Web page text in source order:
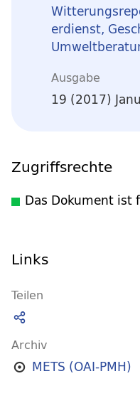
erdienst,
Ausgabe
19 (2017)
Zugriffsrechte
Das Dokument ist
Links
Teilen
Archiv
METS (OAI-PMH)